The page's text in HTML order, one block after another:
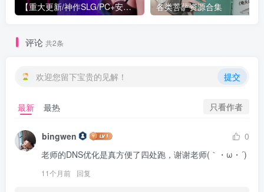
【重大更新/神作SLG/PC+安卓/官中】特工17 Agent 17 v0.26.10 官方中文版+存档or满金币 各类菩萨资源合集
评论 共2条
欢迎您留下宝贵的见解！ 提交
最新 最热 只看作者
bingwen
0
老师的DNS优化是真方便了四处跑，谢谢老师(｀・ω・´)
11个月前 回复